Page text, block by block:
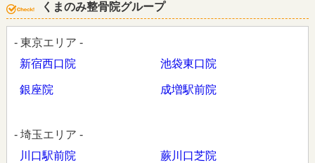
くまのみ整骨院グループ
- 東京エリア -
新宿西口院
池袋東口院
銀座院 成増駅前院
- 埼玉エリア -
川口駅前院
蕨川口芝院